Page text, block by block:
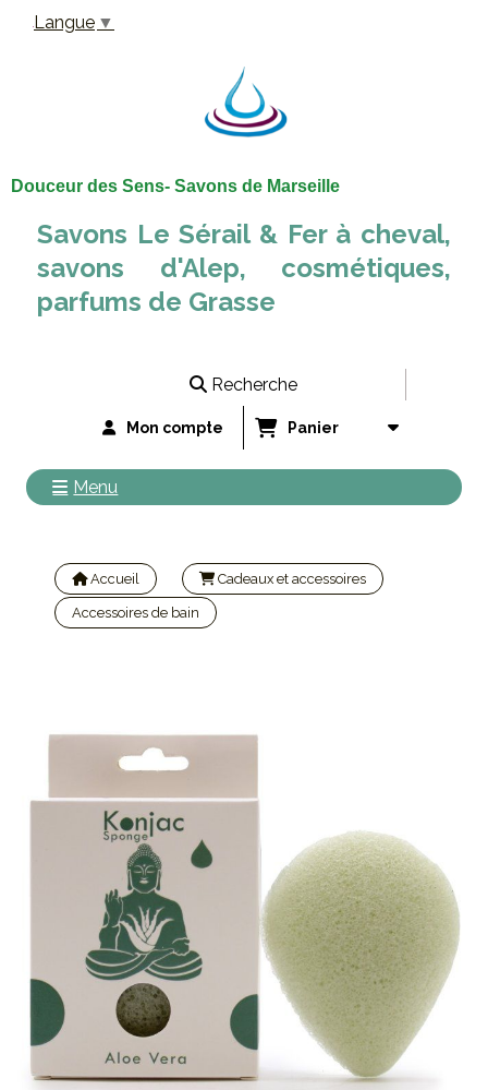
Douceur des Sens- Savons de Marseille
Savons Le Sérail & Fer à cheval,
savons d'Alep, cosmétiques,
parfums de Grasse
Recherche
Mon compte Panier
Menu
Accueil Cadeaux et accessoires
Accessoires de bain
Langue ▼